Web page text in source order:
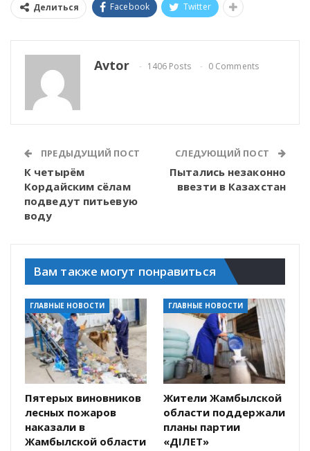
Делиться Facebook Twitter
Avtor 1406 Posts 0 Comments
ПРЕДЫДУЩИЙ ПОСТ
К четырём
Кордайским сёлам
подведут питьевую
воду
СЛЕДУЮЩИЙ ПОСТ
Пытались незаконно
ввезти в Казахстан
Вам также могут понравиться
ГЛАВНЫЕ НОВОСТИ
Пятерых виновников
лесных пожаров
наказали в
Жамбылской области
ГЛАВНЫЕ НОВОСТИ
Жители Жамбылской
области поддержали
планы партии
«ӘДІЛЕТ»